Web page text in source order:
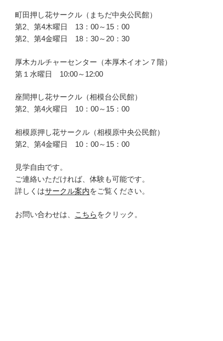
町田押し花サークル（まちだ中央公民館）
第2、第4木曜日 13：00～15：00
第2、第4金曜日 18：30～20：30
厚木カルチャーセンター（本厚木イオン７階）
第１水曜日 10:00～12:00
座間押し花サークル（相模台公民館）
第2、第4火曜日 10：00～15：00
相模原押し花サークル（相模原中央公民館）
第2、第4金曜日 10：00～15：00
見学自由です。
ご連絡いただければ、体験も可能です。
詳しくはサークル案内をご覧ください。
お問い合わせは、 こちら をクリック。